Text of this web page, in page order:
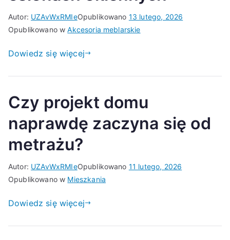
Autor: UZAvWxRMIeOpublikowano 13 lutego, 2026
Opublikowano wAkcesoria meblarskie
Dowiedz się więcej
Czy projekt domu
naprawdę zaczyna się od
metrażu?
Autor: UZAvWxRMIeOpublikowano 11 lutego, 2026
Opublikowano w Mieszkania
Dowiedz się więcej